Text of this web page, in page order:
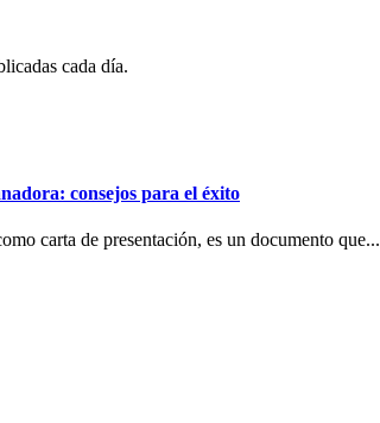
cada día.
consejos para el éxito
carta de presentación, es un documento que...